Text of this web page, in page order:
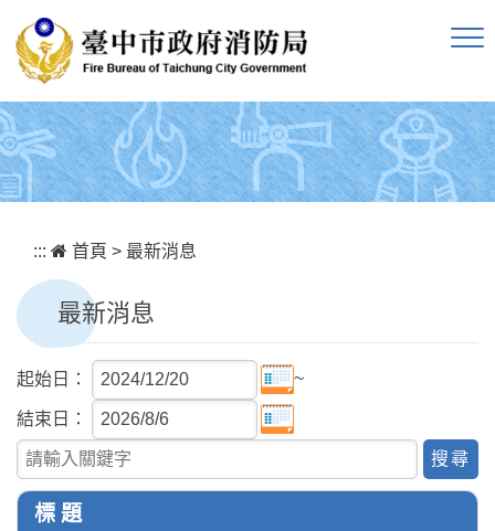
::: 首頁 > 最新消息
最新消息
起始日： ~
結束日：
關鍵字查詢
標 題